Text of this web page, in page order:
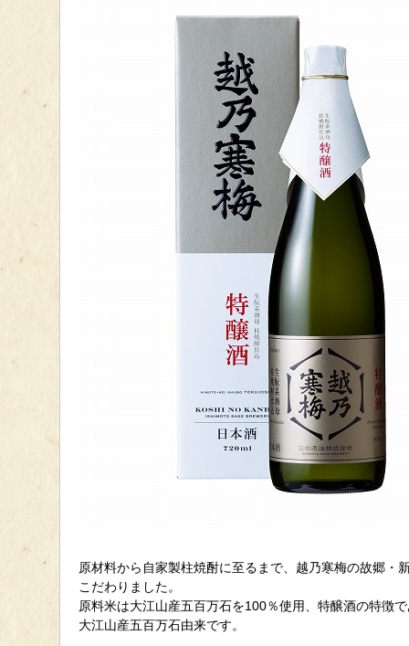
原材料から自家製柱焼酎に至るまで、越乃寒梅の故郷・
こだわりました。
原料米は大江山産五百万石を100％使用、特醸酒の特徴
大江山産五百万石由来です。